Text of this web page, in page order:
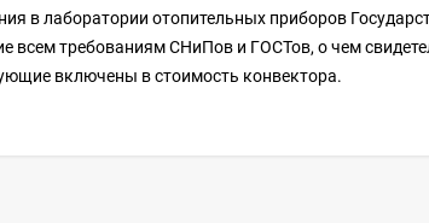
в лаборатории отопительных приборов
всем требованиям СНиПов и ГОСТов, о чем
включены в стоимость конвектора.